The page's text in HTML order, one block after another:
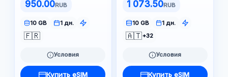
950.00RUB
10 GB 1 дн.
🇫🇷
Условия
Купить eSIM
1 073.50RUB
10 GB 1 дн.
🇦🇹+32
Условия
Купить eSIM